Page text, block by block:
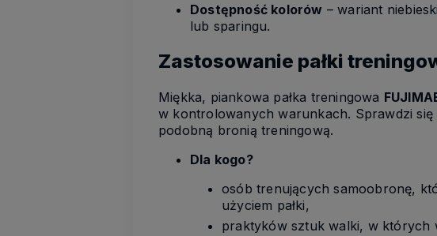
Dostępność kolorów – wariant
lub sparingu.
Zastosowanie pałki
Miękka, piankowa pałka treningowa
w kontrolowanych warunkach. Sprawdzi
podobną bronią treningową.
Dla kogo?
osób trenujących samoobronę,
użyciem pałki,
praktyków sztuk walki, w których